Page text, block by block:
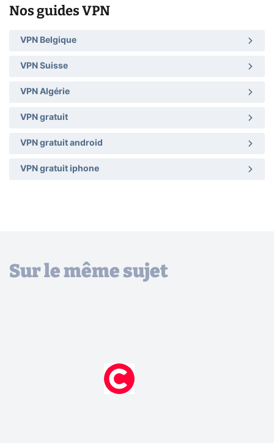
Nos guides VPN
VPN Belgique
VPN Suisse
VPN Algérie
VPN gratuit
VPN gratuit android
VPN gratuit iphone
Sur le même sujet